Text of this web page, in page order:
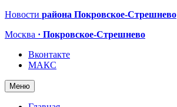
Новости района Покровское-Стрешнево
Москва · Покровское-Стрешнево
Вконтакте
МАКС
Меню